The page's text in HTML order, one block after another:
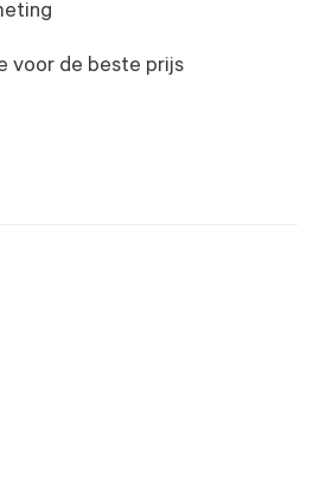
voor de beste prijs